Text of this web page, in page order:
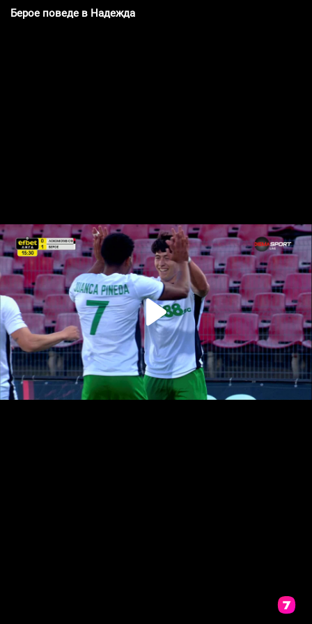
Берое поведе в Надежда